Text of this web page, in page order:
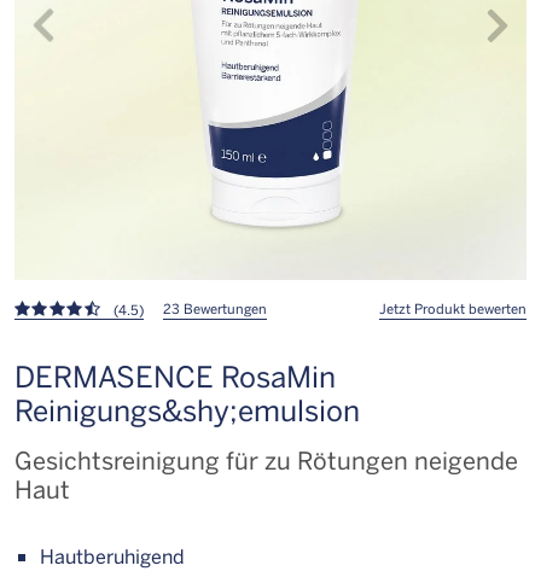
(4.5) 23 Bewertungen Jetzt Produkt bewerten
DERMASENCE RosaMin
Reinigungs&shy;emulsion
Gesichtsreinigung für zu Rötungen neigende
Haut
Hautberuhigend